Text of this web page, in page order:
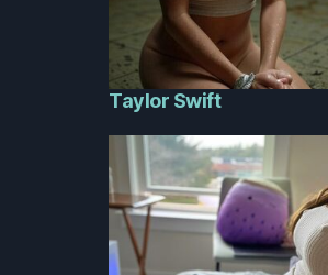
Taylor Swift